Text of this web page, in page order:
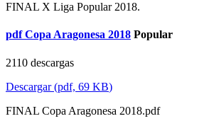
FINAL X Liga Popular 2018.
pdf Copa Aragonesa 2018 Popular
2110 descargas
Descargar(pdf, 69 KB)
FINAL Copa Aragonesa 2018.pdf